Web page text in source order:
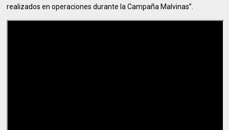
realizados en operaciones durante la Campaña Malvinas”.